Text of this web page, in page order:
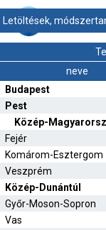
neve
Budapest
Pest
Közép-
Fejér
Komárom-Esztergom
Veszprém
Közép-Dunántúl
Győr-Moson-Sopron
Vas